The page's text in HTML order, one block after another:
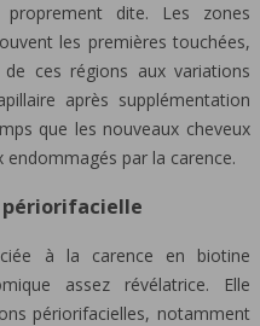
dite. Les zones
les premières touchées,
ces régions aux variations
après supplémentation
que les nouveaux cheveux
par la carence.
à la carence en biotine
assez révélatrice. Elle
périorifacielles, notamment